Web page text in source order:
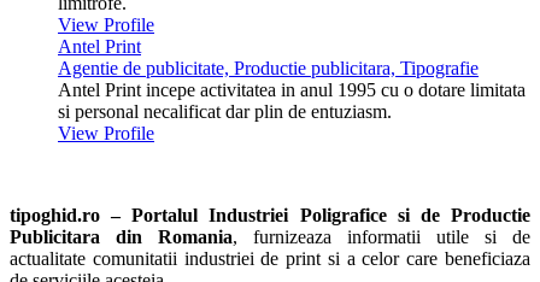
View Profile
Antel Print
Agentie de publicitate, Productie publicitara, Tipografie
Antel Print incepe activitatea in anul 1995 cu o dotare limitata
si personal necalificat dar plin de entuziasm.
View Profile
tipoghid.ro – Portalul Industriei Poligrafice si de Productie
Publicitara din Romania, furnizeaza informatii utile si de
actualitate comunitatii industriei de print si a celor care beneficiaza